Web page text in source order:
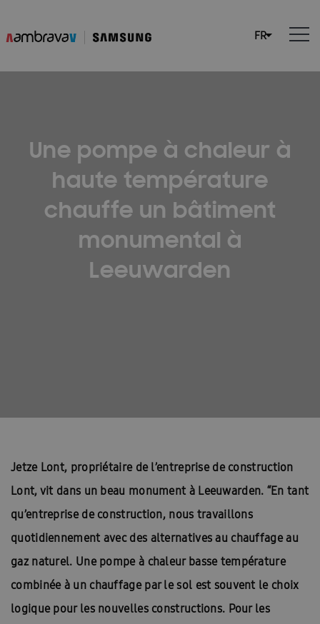
Une pompe à chaleur à
haute température
chauffe un bâtiment
monumental à
Leeuwarden
Jetze Lont, propriétaire de l’entreprise de construction
Lont, vit dans un beau monument à Leeuwarden. “En tant
qu’entreprise de construction, nous travaillons
quotidiennement avec des alternatives au chauffage au
gaz naturel. Une pompe à chaleur basse température
combinée à un chauffage par le sol est souvent le choix
logique pour les nouvelles constructions. Pour les